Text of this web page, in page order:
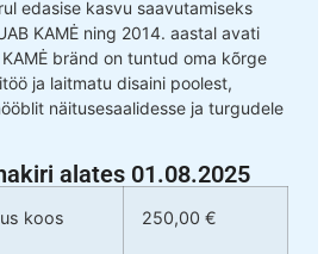
edasise kasvu saavutamiseks
KAMĖ ning 2014. aastal avati
bränd on tuntud oma kõrge
ja laitmatu disaini poolest,
näitusesaalidesse ja turgudele
alates 01.08.2025
koos
250,00 €